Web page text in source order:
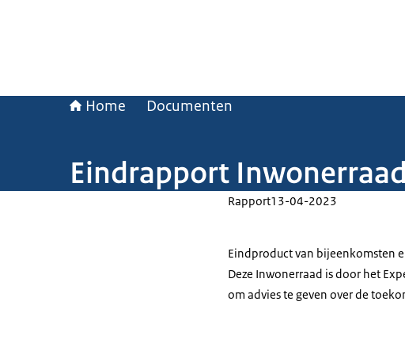
Home Documenten
Eindrapport
Rapport13-04-2023
Eindproduct van bijeenkomsten
Deze Inwonerraad is door het
om advies te geven over de